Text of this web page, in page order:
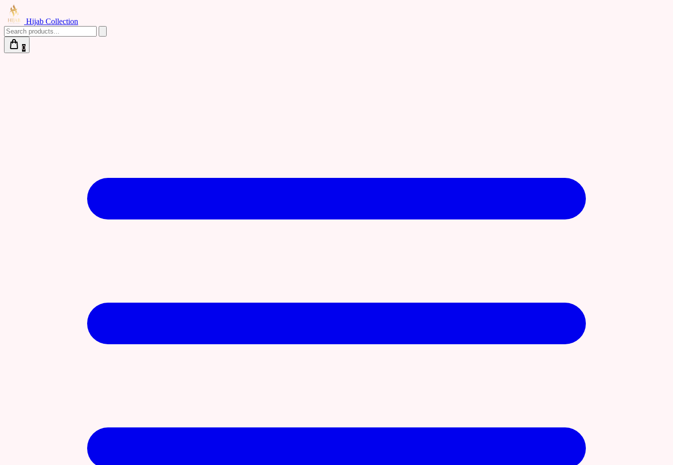
Hijab Collection
0